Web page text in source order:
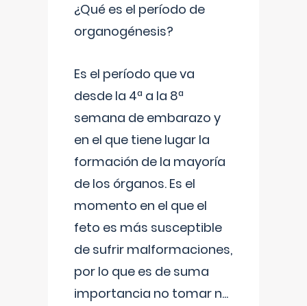
¿Qué es el período de
organogénesis?
Es el período que va
desde la 4ª a la 8ª
semana de embarazo y
en el que tiene lugar la
formación de la mayoría
de los órganos. Es el
momento en el que el
feto es más susceptible
de sufrir malformaciones,
por lo que es de suma
importancia no tomar n...